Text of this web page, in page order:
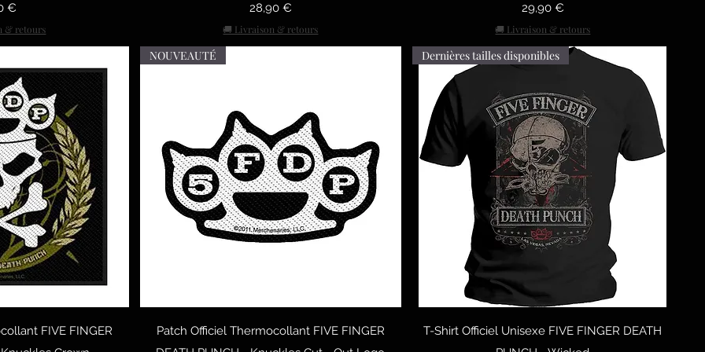
€
& retours
Prix
28,90 €
🚚 Livraison & retours
Prix
29,90 €
🚚 Livraison & retours
rapideFIVE FINGER
Aperçu rapide
NOUVEAUTÉ
Patch Officiel Thermocollant FIVE FINGER
Aperçu rapide
Dernières tailles disponibles
T-Shirt Officiel Unisexe FIVE FINGER DEATH